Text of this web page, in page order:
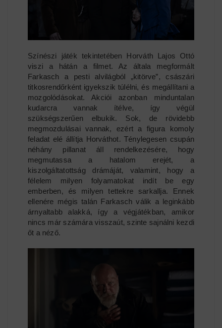
Színészi játék tekintetében Horváth Lajos Ottó
viszi a hátán a filmet. Az általa megformált
Farkasch a pesti alvilágból „kitörve”, császári
titkosrendőrként igyekszik túlélni, és megállítani a
mozgolódásokat. Akciói azonban minduntalan
kudarcra vannak ítélve, így végül
szükségszerűen elbukik. Sok, de rövidebb
megmozdulásai vannak, ezért a figura komoly
feladat elé állítja Horváthot. Ténylegesen csupán
néhány pillanat áll rendelkezésére, hogy
megmutassa a hatalom erejét, a
kiszolgáltatottság drámáját, valamint, hogy a
félelem milyen folyamatokat indít be egy
emberben, és milyen tettekre sarkallja. Ennek
ellenére mégis talán Farkasch válik a leginkább
árnyaltabb alakká, így a végjátékban, amikor
nincs már számára visszaút, szinte sajnálni kezdi
őt a néző.